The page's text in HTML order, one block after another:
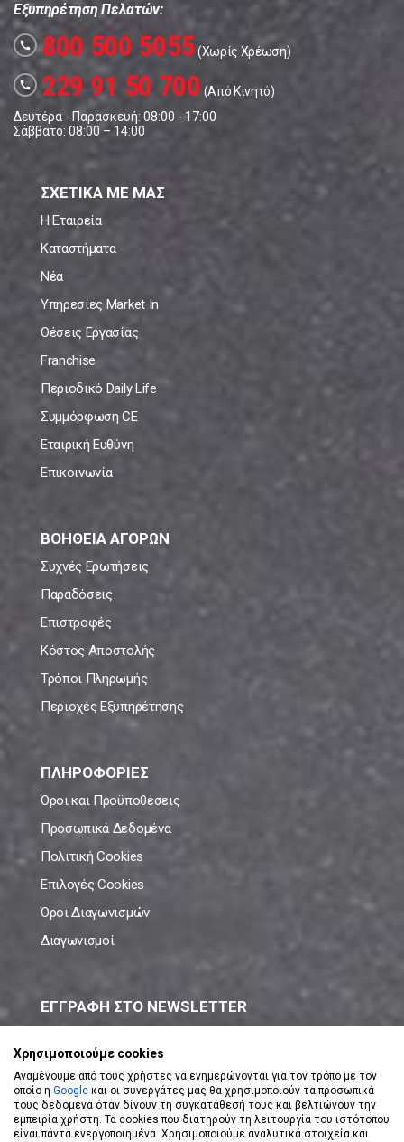
Εξυπηρέτηση Πελατών:
call 800 500 5055(Χωρίς Χρέωση)
call 229 91 50 700 (Από Κινητό)
Δευτέρα - Παρασκευή: 08:00 - 17:00
Σάββατο: 08:00 – 14:00
ΣΧΕΤΙΚΑ ΜΕ ΜΑΣ
Η Εταιρεία
Καταστήματα
Νέα
Υπηρεσίες Market In
Θέσεις Εργασίας
Franchise
Περιοδικό Daily Life
Συμμόρφωση CE
Εταιρική Ευθύνη
Επικοινωνία
ΒΟΗΘΕΙΑ ΑΓΟΡΩΝ
Συχνές Ερωτήσεις
Παραδόσεις
Επιστροφές
Κόστος Αποστολής
Τρόποι Πληρωμής
Περιοχές Εξυπηρέτησης
ΠΛΗΡΟΦΟΡΙΕΣ
Όροι και Προϋποθέσεις
Προσωπικά Δεδομένα
Πολιτική Cookies
Επιλογές Cookies
Όροι Διαγωνισμών
Διαγωνισμοί
ΕΓΓΡΑΦΗ ΣΤΟ NEWSLETTER
Χρησιμοποιούμε cookies
Αναμένουμε από τους χρήστες να ενημερώνονται για τον τρόπο με τον
οποίο η Google και οι συνεργάτες μας θα χρησιμοποιούν τα προσωπικά
τους δεδομένα όταν δίνουν τη συγκατάθεσή τους και βελτιώνουν την
εμπειρία χρήστη. Τα cookies που διατηρούν τη λειτουργία του ιστότοπου
είναι πάντα ενεργοποιημένα. Χρησιμοποιούμε αναλυτικά στοιχεία και